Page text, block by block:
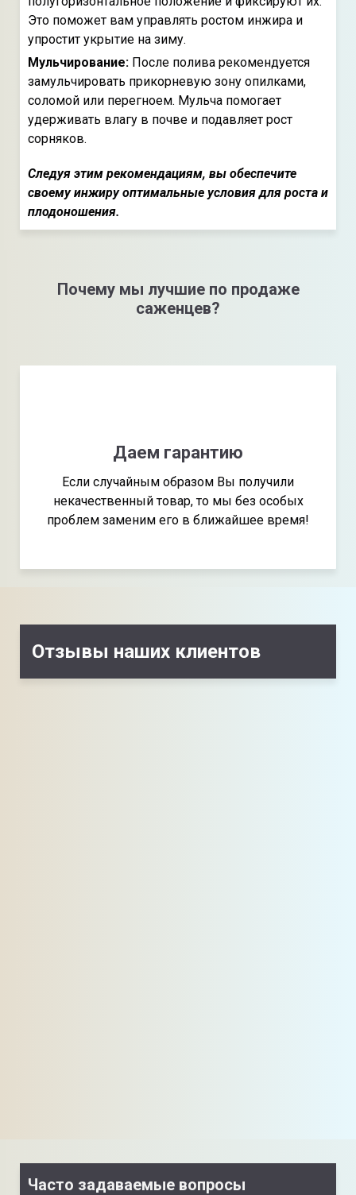
Это поможет вам управлять ростом инжира и
упростит укрытие на зиму.
Мульчирование: После полива рекомендуется
замульчировать прикорневую зону опилками,
соломой или перегноем. Мульча помогает
удерживать влагу в почве и подавляет рост
сорняков.
Следуя этим рекомендациям, вы обеспечите
своему инжиру оптимальные условия для роста и
плодоношения.
Почему мы лучшие по продаже
саженцев?
Даем гарантию
Если случайным образом Вы получили
некачественный товар, то мы без особых
проблем заменим его в ближайшее время!
Отзывы наших клиентов
Часто задаваемые вопросы